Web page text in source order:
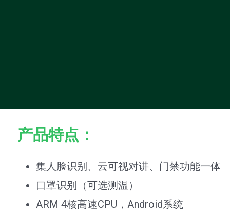
产品特点：
集人脸识别、云可视对讲、门禁功能一体
口罩识别（可选测温）
ARM 4核高速CPU，Android系统